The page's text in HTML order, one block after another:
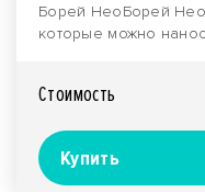
Борей НеоБорей Нео
которые можно
Стоимость
Купить